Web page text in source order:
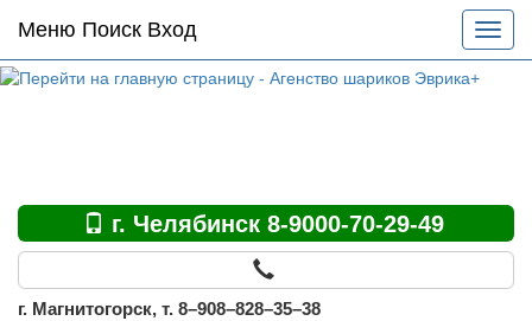
Основное
меню
по
Меню Поиск Вход
меню
г. Челябинск 8-9000-70-29-49
г. Магнитогорск, т. 8–908–828–35–38